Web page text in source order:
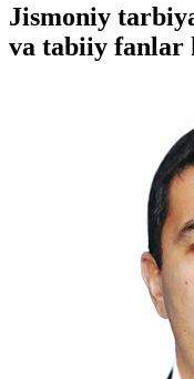
Jismoniy
va tabiiy fanlar